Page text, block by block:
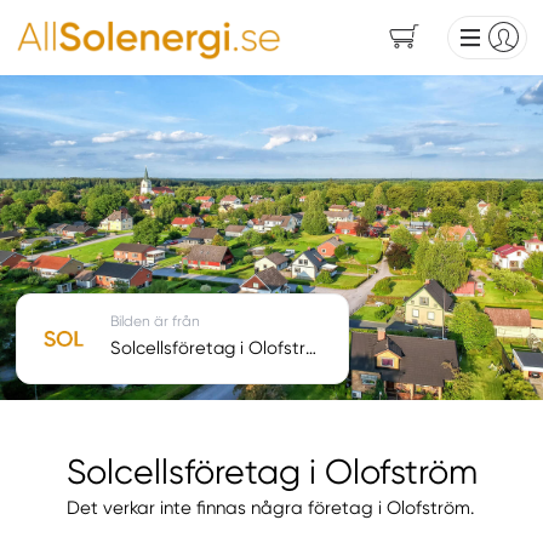
Solcellsföretag i Olofström
Det verkar inte finnas några företag i Olofström.
Bilden är från
Solcellsföretag i Olofström